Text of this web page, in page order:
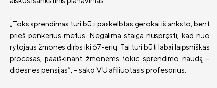
„Toks sprendimas turi būti paskelbtas gerokai iš anksto, bent
prieš penkerius metus. Negalima staiga nuspręsti, kad nuo
rytojaus žmonės dirbs iki 67-erių. Tai turi būti labai laipsniškas
procesas, paaiškinant žmonėms tokio sprendimo naudą –
didesnes pensijas“, – sako VU afiliuotasis profesorius.